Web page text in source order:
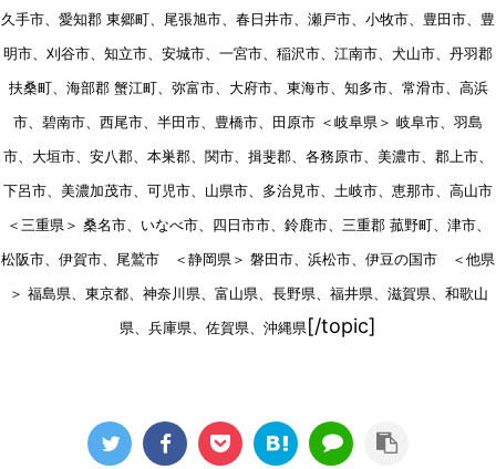
久手市、愛知郡 東郷町、尾張旭市、春日井市、瀬戸市、小牧市、豊田市、豊
明市、刈谷市、知立市、安城市、一宮市、稲沢市、江南市、犬山市、丹羽郡
扶桑町、海部郡 蟹江町、弥富市、大府市、東海市、知多市、常滑市、高浜
市、碧南市、西尾市、半田市、豊橋市、田原市 ＜岐阜県＞ 岐阜市、羽島
市、大垣市、安八郡、本巣郡、関市、揖斐郡、各務原市、美濃市、郡上市、
下呂市、美濃加茂市、可児市、山県市、多治見市、土岐市、恵那市、高山市
＜三重県＞ 桑名市、いなべ市、四日市市、鈴鹿市、三重郡 菰野町、津市、
松阪市、伊賀市、尾鷲市 ＜静岡県＞ 磐田市、浜松市、伊豆の国市 ＜他県
＞ 福島県、東京都、神奈川県、富山県、長野県、福井県、滋賀県、和歌山
県、兵庫県、佐賀県、沖縄県[/topic]